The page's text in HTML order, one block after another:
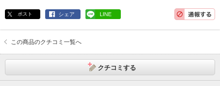
ポスト シェア LINE
この商品のクチコミ一覧へ
クチコミする